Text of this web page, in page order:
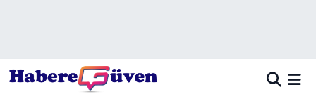
Yazarlar
Hava Durumu